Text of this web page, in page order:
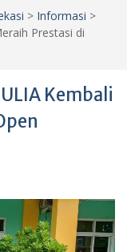
> Informasi >
Prestasi di
Kembali